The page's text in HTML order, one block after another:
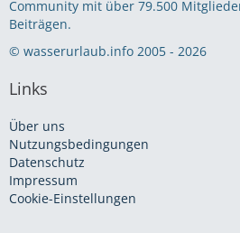
Community mit über 79.500
Beiträgen.
© wasserurlaub.info 2005 - 2026
Links
Über uns
Nutzungsbedingungen
Datenschutz
Impressum
Cookie-Einstellungen